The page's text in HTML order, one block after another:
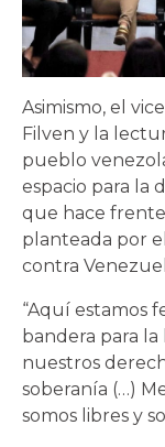
Asimismo, el
Filven y la
pueblo
espacio para la
que hace frente
planteada por
contra
“Aquí estamos
bandera para
nuestros
soberanía (…)
somos libres y